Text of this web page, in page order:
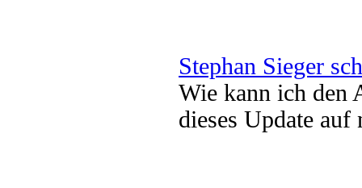
Stephan Sieger
Wie kann ich den
dieses Update auf